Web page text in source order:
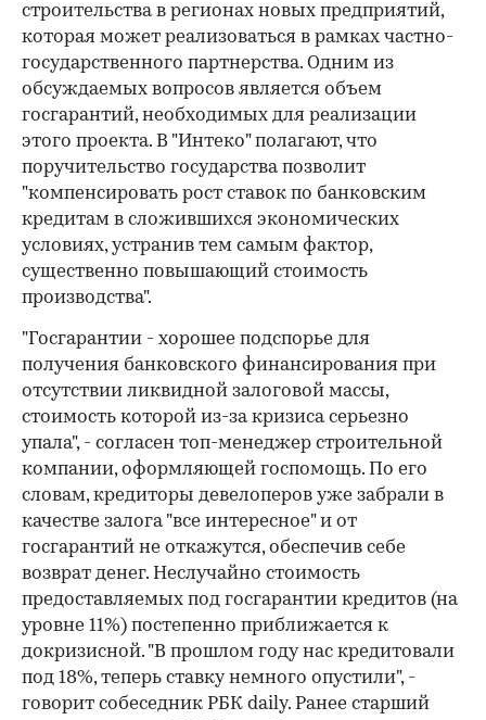
строительства в регионах новых предприятий,
которая может реализоваться в рамках частно-
государственного партнерства. Одним из
обсуждаемых вопросов является объем
госгарантий, необходимых для реализации
этого проекта. В "Интеко" полагают, что
поручительст­во государства позволит
"компенсировать рост ставок по банковским
кредитам в сложившихся экономических
условиях, устранив тем самым фактор,
существенно повышающий стоимость
производства".
"Госгарантии - хорошее подспорье для
получения банковского финансирования при
отсутствии ликвидной залоговой массы,
стоимость которой из-за кризиса серьезно
упала", - согласен топ-менеджер строительной
компании, оформляющей госпомощь. По его
словам, кредиторы девелоперов уже забрали в
качестве залога "все интересное" и от
госгарантий не откажутся, обеспечив себе
возврат денег. Неслучайно стоимость
предоставляемых под госгарантии кредитов (на
уровне 11%) постепенно приближается к
докризисной. "В прошлом году нас кредитовали
под 18%, теперь ставку немного опустили", -
говорит собеседник РБК daily. Ранее старший